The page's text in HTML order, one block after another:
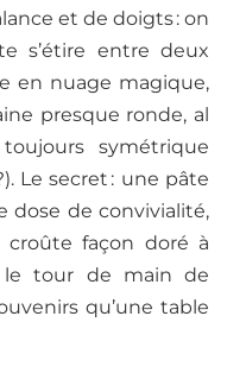
et de doigts : on
s’étire entre deux
en nuage magique,
presque ronde, al
symétrique
Le secret : une pâte
dose de convivialité,
façon doré à
le tour de main de
qu’une table